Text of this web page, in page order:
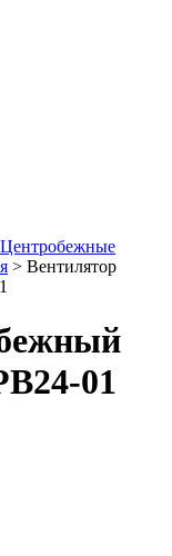
Центробежные
> Вентилятор
01